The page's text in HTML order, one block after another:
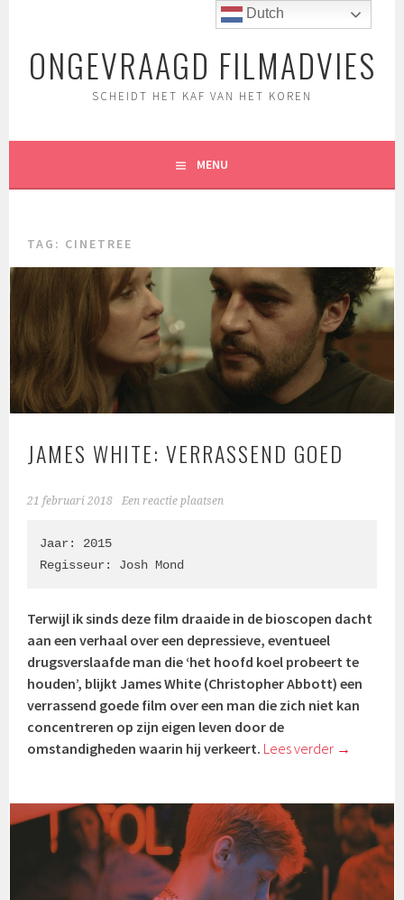
inhoudONGEVRAAGD FILMADVIES
SCHEIDT HET KAF VAN HET KOREN
MENU
TAG: CINETREE
JAMES WHITE: VERRASSEND GOED
21 februari 2018 Een reactie plaatsen
Jaar: 2015
Regisseur: Josh Mond
Terwijl ik sinds deze film draaide in de bioscopen dacht
aan een verhaal over een depressieve, eventueel
drugsverslaafde man die ‘het hoofd koel probeert te
houden’, blijkt James White (Christopher Abbott)een
verrassend goede film over een man die zich niet kan
concentreren op zijn eigen leven door de
omstandigheden waarin hij verkeert. Lees verder →
Dutch